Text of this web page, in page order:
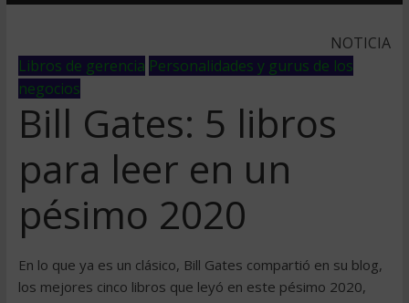
NOTICIA
Libros de gerencia Personalidades y gurus de los
negocios
Bill Gates: 5 libros
para leer en un
pésimo 2020
En lo que ya es un clásico, Bill Gates compartió en su blog,
los mejores cinco libros que leyó en este pésimo 2020,